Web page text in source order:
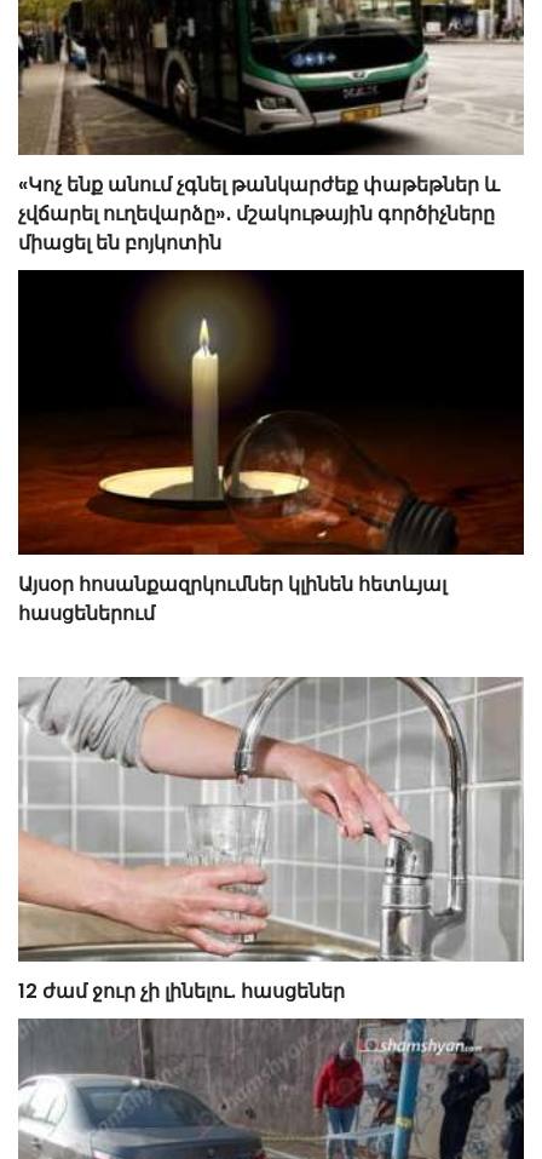
«Կոչ ենք անում չգնել թանկարժեք փաթեթներ և
չվճարել ուղեվարձը»․ մշակութային գործիչները
միացել են բոյկոտին
Այսօր հոսանքազրկումներ կլինեն հետևյալ
հասցեներում
12 ժամ ջուր չի լինելու. հասցեներ